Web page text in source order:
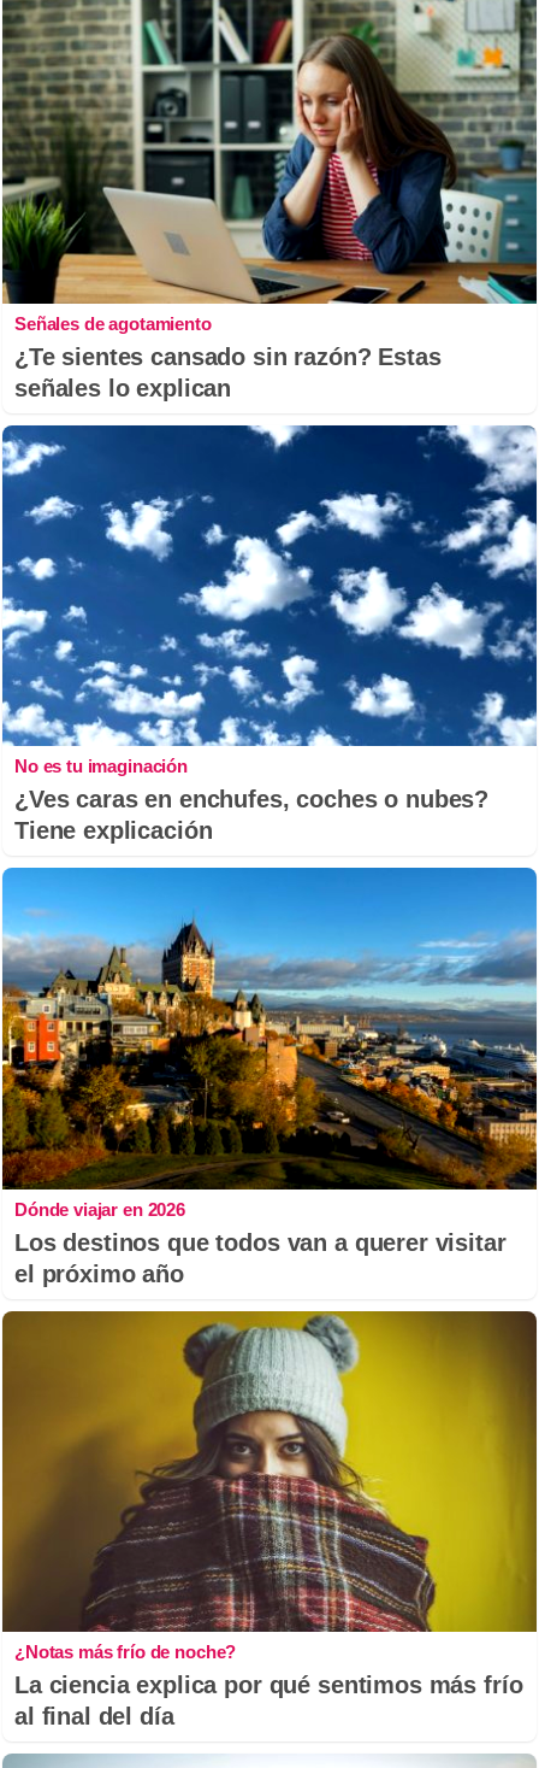
Señales de agotamiento
¿Te sientes cansado sin razón? Estas
señales lo explican
No es tu imaginación
¿Ves caras en enchufes, coches o nubes?
Tiene explicación
Dónde viajar en 2026
Los destinos que todos van a querer visitar
el próximo año
¿Notas más frío de noche?
La ciencia explica por qué sentimos más frío
al final del día